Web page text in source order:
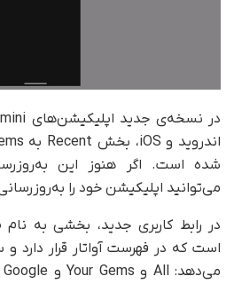
شده است. اگر هنوز این
می‌توانید اپلیکیشن خود را
در رابط کاربری جدید، بخشی به نام
است که در فهرست آواتار قرار دارد